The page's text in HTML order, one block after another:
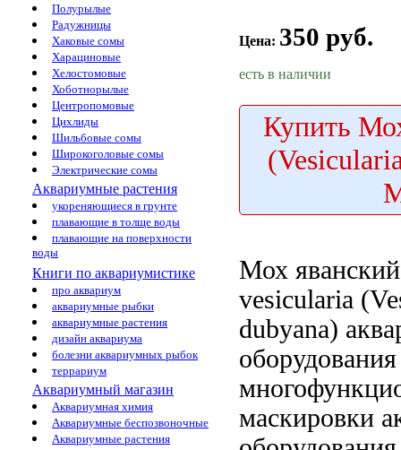
Полурылые
Радужницы
Хаковые сомы
Харациновые
Хелостомовые
Хоботнорылые
Центропомовые
Цихлиды
Шильбовые сомы
Широкоголовые сомы
Электрические сомы
Аквариумные растения
укореняющиеся в грунте
плавающие в толще воды
плавающие на поверхности
воды
Книги по аквариумистике
про аквариум
аквариумные рыбки
аквариумные растения
дизайн аквариума
болезни аквариумных рыбок
террариум
Аквариумный магазин
Аквариумная химия
Аквариумные беспозвоночные
Аквариумные растения
Цена: 350 руб.
есть в наличии
Купить
Мох
vesicularia
dubyana)
маскировки